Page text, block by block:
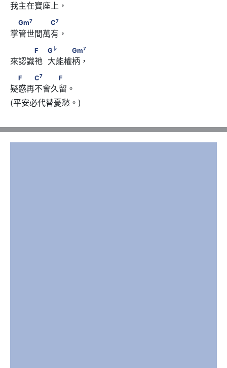
我主在寶座上，
Gm7 C
Gm7 C7
掌管世間萬有，
F　            G♭
F G ♭ Gm7
來認識祂  大能權柄，
F　　C
F
F C7 F
疑惑再不會久留。
(平安必代替憂愁。)